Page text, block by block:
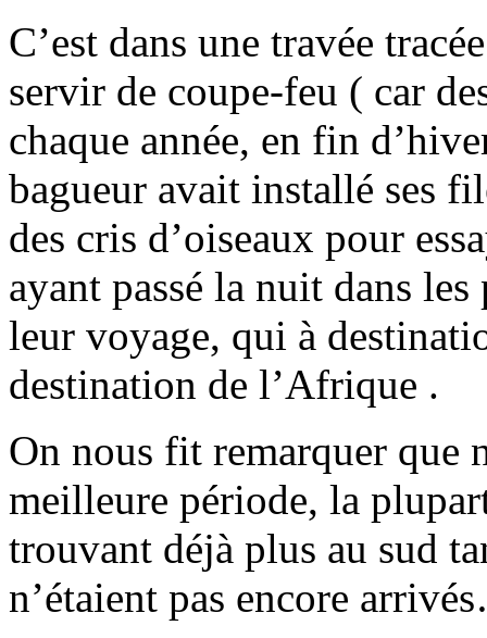
C’est dans une travée
servir de coupe-feu ( car
chaque année, en fin
bagueur avait installé ses
des cris d’oiseaux pour
ayant passé la nuit dans
leur voyage, qui à
destination de l’Afrique .
On nous fit remarquer que
meilleure période, la
trouvant déjà plus au sud
n’étaient pas encore